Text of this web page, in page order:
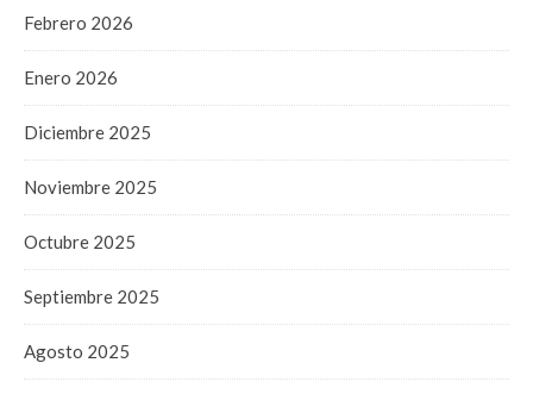
Febrero 2026
Enero 2026
Diciembre 2025
Noviembre 2025
Octubre 2025
Septiembre 2025
Agosto 2025